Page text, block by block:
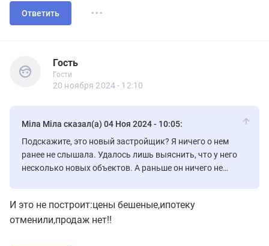
Ответить ...
Гость
Гость
Гости
Гости
20 ноября 2024 - 12:10
Міла Міла сказал(а) 04 Ноя 2024 - 10:05:
Подскажите, это новый застройщик? Я ничего о нем
ранее не слышала. Удалось лишь выяснить, что у него
несколько новых объектов. А раньше он ничего не
И это не построит:цены бешеные,ипотеку
отменили,продаж нет!!